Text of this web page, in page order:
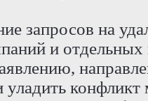
запросов на
и отдельных
уладить